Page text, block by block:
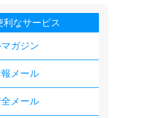
利なサービス
マガジン
メール
メール